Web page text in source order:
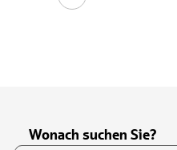
Wonach suchen Sie?